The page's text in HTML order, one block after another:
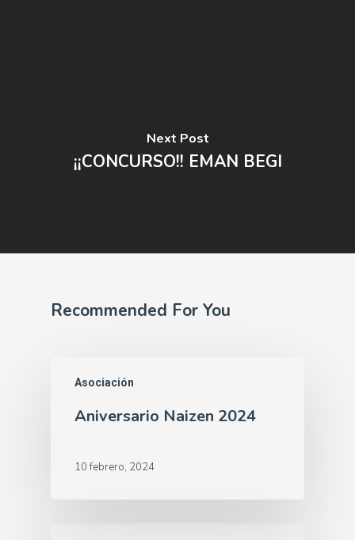
Next Post
¡¡CONCURSO!! EMAN BEGI
Recommended For You
Asociación
Aniversario Naizen 2024
10 febrero, 2024